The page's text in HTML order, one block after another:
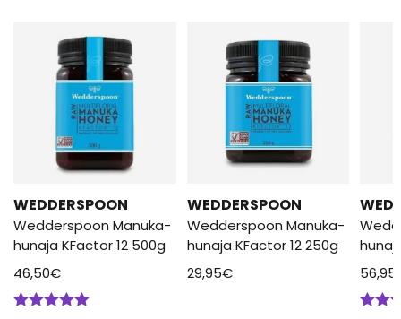
WEDDERSPOON
Wedderspoon Manuka-
hunaja KFactor 12 500g
46,50€
WEDDERSPOON
Wedderspoon Manuka-
hunaja KFactor 12 250g
29,95€
56,95